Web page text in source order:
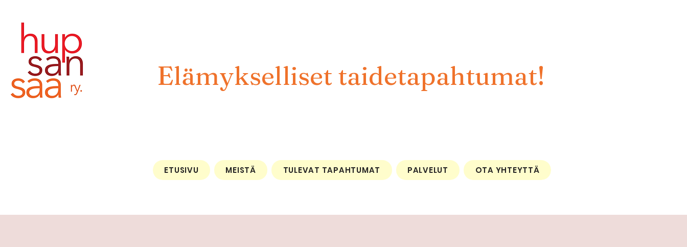
Elämykselliset taidetapahtumat!
ETUSIVU MEISTÄ TULEVAT TAPAHTUMAT PALVELUT OTA YHTEYTTÄ